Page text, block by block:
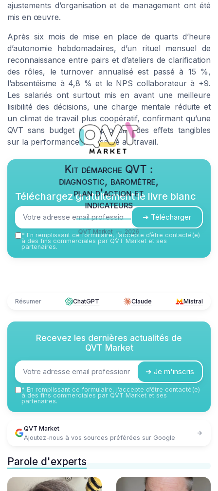
ajustements d’organisation et de management ont été
mis en œuvre.
Après six mois de mise en place de quarts d’heure
d’autonomie hebdomadaires, d’un rituel mensuel de
reconnaissance entre pairs et d’ateliers de clarification
des rôles, le turnover annualisé est passé à 15 %,
l’absentéisme à 4,8 % et le NPS collaborateur à +9.
Les salariés ont surtout mis en avant une meilleure
lisibilité des décisions, une charge mentale réduite et
un climat de travail plus coopératif, confirmant qu’une
QVT sans budget peut produire des effets tangibles
sur la performance et la santé au travail.
Kit démarche QVT :
diagnostic, baromètre,
plan d'action et
indicateurs
QVT Market — 2026
Téléchargez gratuitement le livre blanc
➔ Télécharger
* En remplissant ce formulaire, j’accepte d’être contacté(e)
à des fins commerciales par QVT Market et ses
partenaires.
Résumer ChatGPT Claude Mistral
Recevez les dernières actualités de
QVT Market
➔ Je m'inscris
* En remplissant ce formulaire, j’accepte d’être contacté(e)
à des fins commerciales par QVT Market et ses
partenaires.
QVT Market
Ajoutez-nous à vos sources préférées sur Google
Parole d'experts